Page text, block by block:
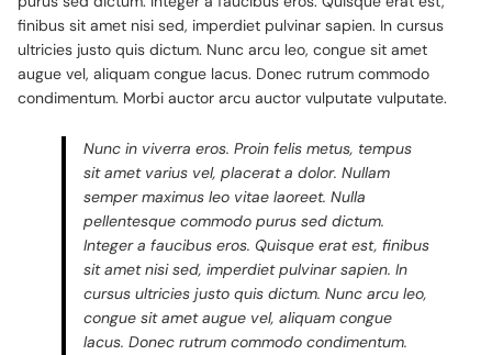
finibus sit amet nisi sed, imperdiet pulvinar sapien. In cursus
ultricies justo quis dictum. Nunc arcu leo, congue sit amet
augue vel, aliquam congue lacus. Donec rutrum commodo
condimentum. Morbi auctor arcu auctor vulputate vulputate.
Nunc in viverra eros. Proin felis metus, tempus
sit amet varius vel, placerat a dolor. Nullam
semper maximus leo vitae laoreet. Nulla
pellentesque commodo purus sed dictum.
Integer a faucibus eros. Quisque erat est, finibus
sit amet nisi sed, imperdiet pulvinar sapien. In
cursus ultricies justo quis dictum. Nunc arcu leo,
congue sit amet augue vel, aliquam congue
lacus. Donec rutrum commodo condimentum.